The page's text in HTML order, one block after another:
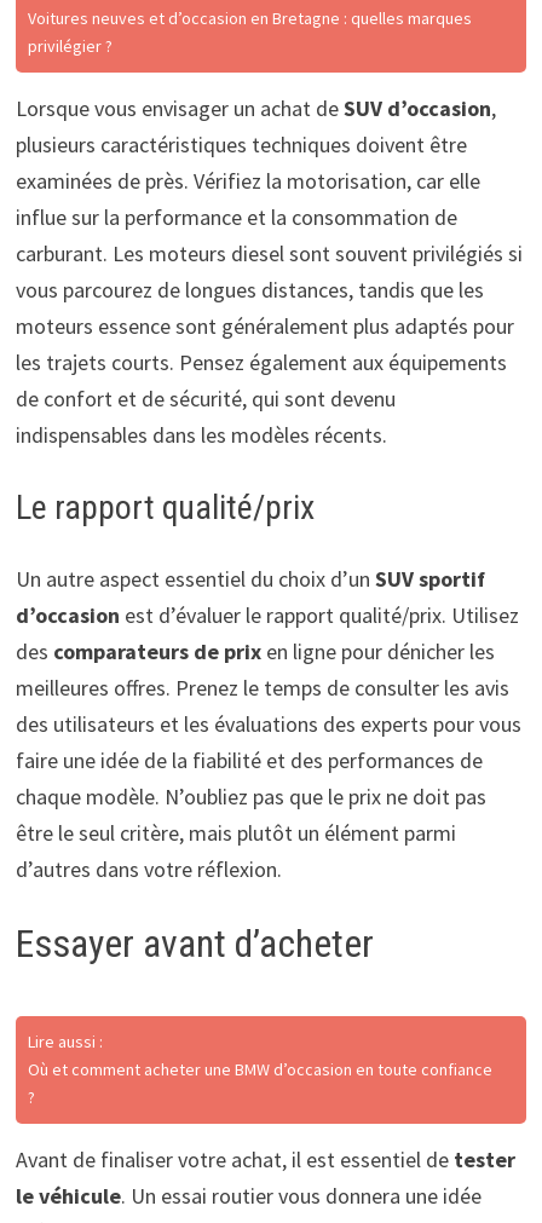
Voitures neuves et d’occasion en Bretagne : quelles marques
privilégier ?
Lorsque vous envisager un achat deSUV d’occasion,
plusieurs caractéristiques techniques doivent être
examinées de près. Vérifiez la motorisation, car elle
influe sur la performance et la consommation de
carburant. Les moteurs diesel sont souvent privilégiés si
vous parcourez de longues distances, tandis que les
moteurs essence sont généralement plus adaptés pour
les trajets courts. Pensez également aux équipements
de confort et de sécurité, qui sont devenu
indispensables dans les modèles récents.
Le rapport qualité/prix
Un autre aspect essentiel du choix d’un SUV sportif
d’occasion est d’évaluer le rapport qualité/prix. Utilisez
des comparateurs de prixen ligne pour dénicher les
meilleures offres. Prenez le temps de consulter les avis
des utilisateurs et les évaluations des experts pour vous
faire une idée de la fiabilité et des performances de
chaque modèle. N’oubliez pas que le prix ne doit pas
être le seul critère, mais plutôt un élément parmi
d’autres dans votre réflexion.
Essayer avant d’acheter
Lire aussi :
Où et comment acheter une BMW d’occasion en toute confiance
?
Avant de finaliser votre achat, il est essentiel de tester
le véhicule. Un essai routier vous donnera une idée